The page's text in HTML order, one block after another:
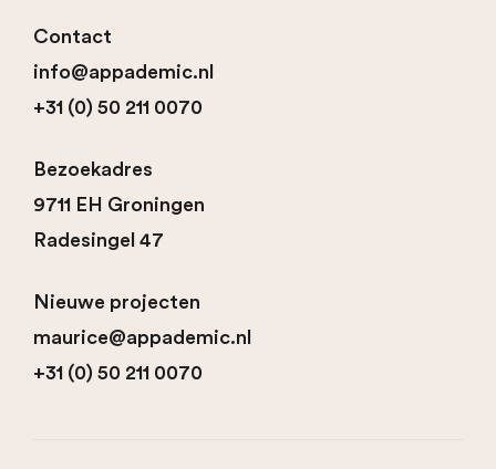
Contact
info@appademic.nl
+31 (0) 50 211 0070
Bezoekadres
9711 EH Groningen
Radesingel 47
Nieuwe projecten
maurice@appademic.nl
+31 (0) 50 211 0070